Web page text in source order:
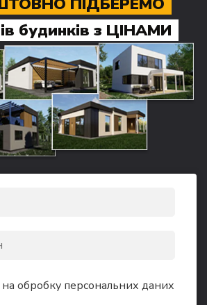
будинків з ЦІНАМИ
обробку персональних даних